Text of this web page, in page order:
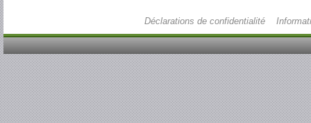
Déclarations de confidentialité